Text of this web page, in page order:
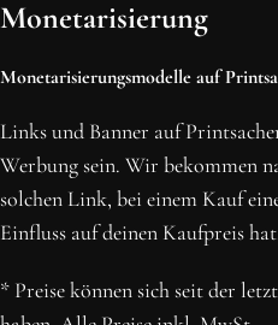
Monetarisierung
Monetarisierungsmodelle auf
Links und Banner auf
Werbung sein. Wir bekommen
solchen Link, bei einem Kauf
Einfluss auf deinen Kaufpreis
* Preise können sich seit der